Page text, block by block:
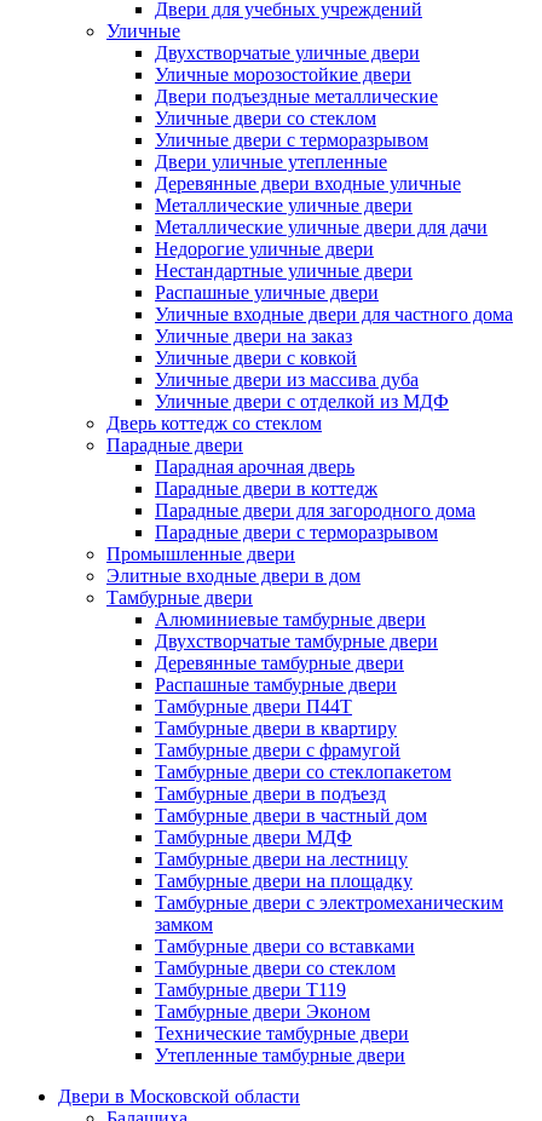
Двери для учебных учреждений
Уличные
Двухстворчатые уличные двери
Уличные морозостойкие двери
Двери подъездные металлические
Уличные двери со стеклом
Уличные двери с терморазрывом
Двери уличные утепленные
Деревянные двери входные уличные
Металлические уличные двери
Металлические уличные двери для дачи
Недорогие уличные двери
Нестандартные уличные двери
Распашные уличные двери
Уличные входные двери для частного дома
Уличные двери на заказ
Уличные двери с ковкой
Уличные двери из массива дуба
Уличные двери с отделкой из МДФ
Дверь коттедж со стеклом
Парадные двери
Парадная арочная дверь
Парадные двери в коттедж
Парадные двери для загородного дома
Парадные двери с терморазрывом
Промышленные двери
Элитные входные двери в дом
Тамбурные двери
Алюминиевые тамбурные двери
Двухстворчатые тамбурные двери
Деревянные тамбурные двери
Распашные тамбурные двери
Тамбурные двери П44Т
Тамбурные двери в квартиру
Тамбурные двери с фрамугой
Тамбурные двери со стеклопакетом
Тамбурные двери в подъезд
Тамбурные двери в частный дом
Тамбурные двери МДФ
Тамбурные двери на лестницу
Тамбурные двери на площадку
Тамбурные двери с электромеханическим
замком
Тамбурные двери со вставками
Тамбурные двери со стеклом
Тамбурные двери Т119
Тамбурные двери Эконом
Технические тамбурные двери
Утепленные тамбурные двери
Двери в Московской области